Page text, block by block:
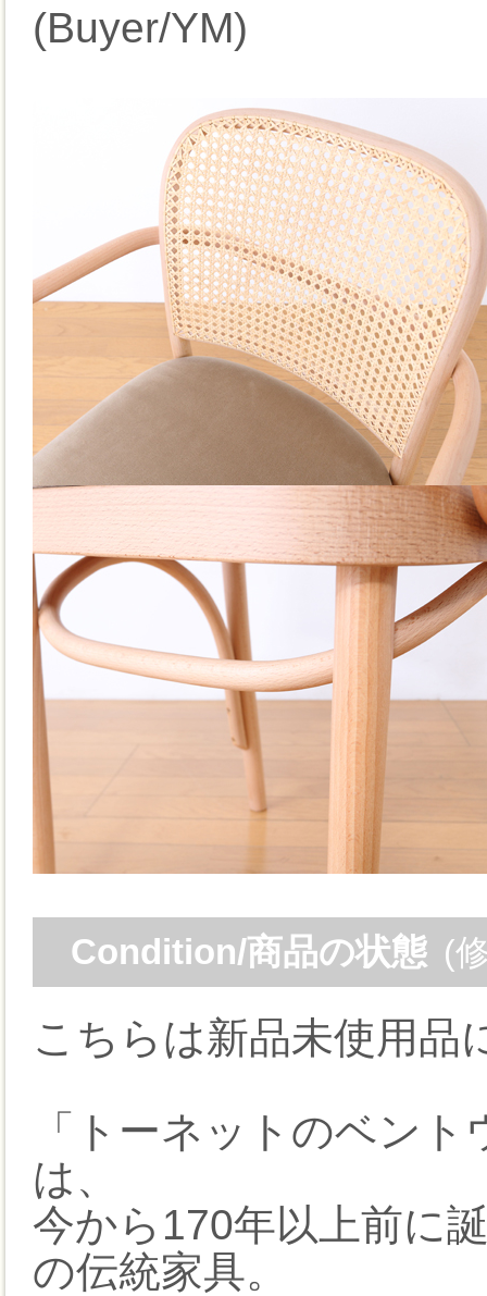
(Buyer/YM)
Condition/商品の状態 (
こちらは新品未使用品
「トーネットのベン
は、
今から170年以上前に
の伝統家具。